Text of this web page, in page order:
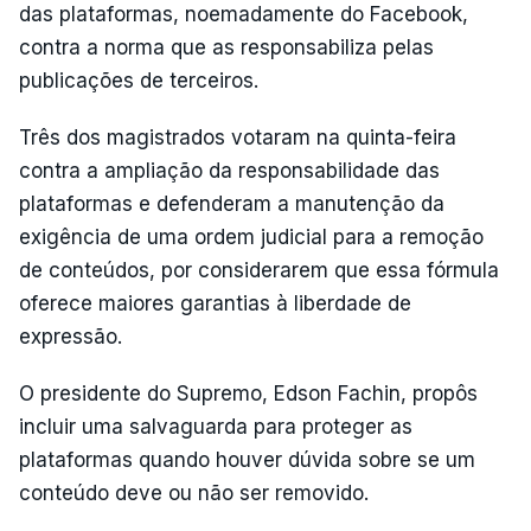
das plataformas, noemadamente do Facebook,
contra a norma que as responsabiliza pelas
publicações de terceiros.
Três dos magistrados votaram na quinta-feira
contra a ampliação da responsabilidade das
plataformas e defenderam a manutenção da
exigência de uma ordem judicial para a remoção
de conteúdos, por considerarem que essa fórmula
oferece maiores garantias à liberdade de
expressão.
O presidente do Supremo, Edson Fachin, propôs
incluir uma salvaguarda para proteger as
plataformas quando houver dúvida sobre se um
conteúdo deve ou não ser removido.